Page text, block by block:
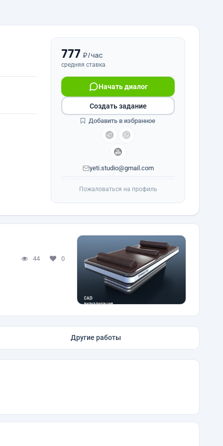
777 ₽/час
средняя ставка
Начать диалог
yeti.studio@gmail.com
Создать задание
Добавить в избранное
Пожаловаться на профиль
44 0
Другие работы